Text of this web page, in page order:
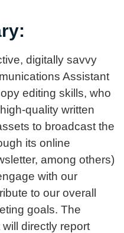
digitally savvy
Assistant
editing skills, who
quality written
to broadcast the
its online
among others)
with our
to our overall
goals. The
directly report